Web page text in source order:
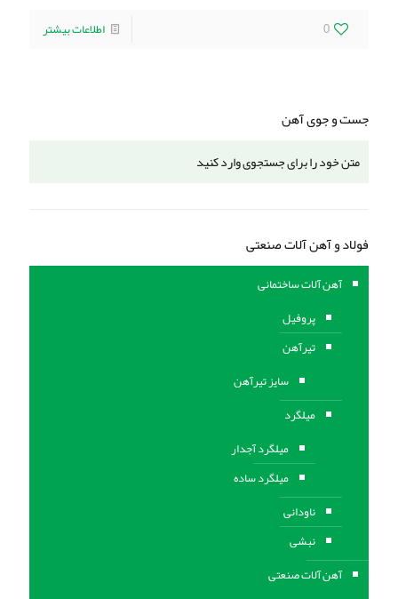
0
اطلاعات بیشتر
جست و جوی آهن
فولاد و آهن آلات صنعتی
آهن آلات ساختمانی
پروفیل
تیرآهن
سایز تیرآهن
میلگرد
میلگرد آجدار
میلگرد ساده
ناودانی
نبشی
آهن آلات صنعتی